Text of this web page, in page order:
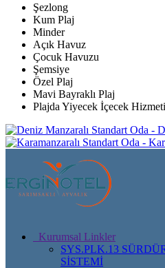
Şezlong
Kum Plaj
Minder
Açık Havuz
Çocuk Havuzu
Şemsiye
Özel Plaj
Mavi Bayraklı Plaj
Plajda Yiyecek İçecek
Kurumsal Linkler
SYS.PLK.13
SİSTEMİ